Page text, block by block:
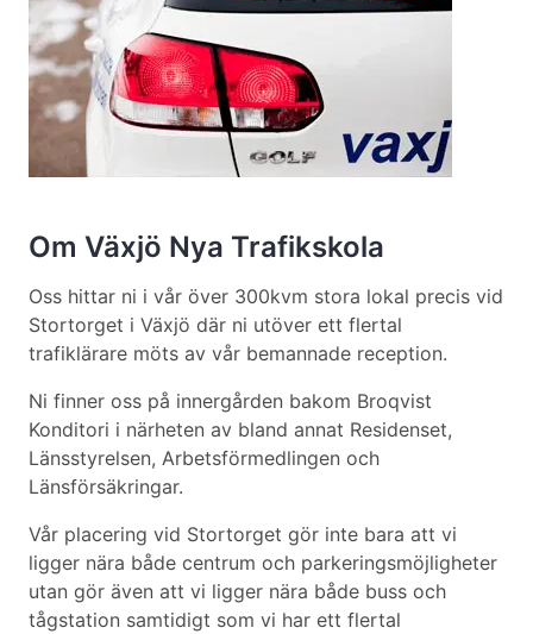
Om Växjö Nya Trafikskola
Oss hittar ni i vår över 300kvm stora lokal precis vid
Stortorget i Växjö där ni utöver ett flertal
trafiklärare möts av vår bemannade reception.
Ni finner oss på innergården bakom Broqvist
Konditori i närheten av bland annat Residenset,
Länsstyrelsen, Arbetsförmedlingen och
Länsförsäkringar.
Vår placering vid Stortorget gör inte bara att vi
ligger nära både centrum och parkeringsmöjligheter
utan gör även att vi ligger nära både buss och
tågstation samtidigt som vi har ett flertal